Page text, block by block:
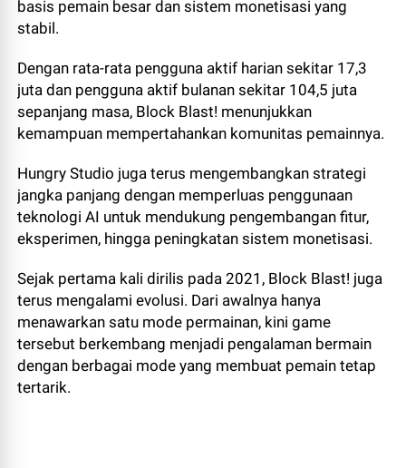
basis pemain besar dan sistem monetisasi yang
stabil.
Dengan rata-rata pengguna aktif harian sekitar 17,3
juta dan pengguna aktif bulanan sekitar 104,5 juta
sepanjang masa, Block Blast! menunjukkan
kemampuan mempertahankan komunitas pemainnya.
Hungry Studio juga terus mengembangkan strategi
jangka panjang dengan memperluas penggunaan
teknologi AI untuk mendukung pengembangan fitur,
eksperimen, hingga peningkatan sistem monetisasi.
Sejak pertama kali dirilis pada 2021, Block Blast! juga
terus mengalami evolusi. Dari awalnya hanya
menawarkan satu mode permainan, kini game
tersebut berkembang menjadi pengalaman bermain
dengan berbagai mode yang membuat pemain tetap
tertarik.